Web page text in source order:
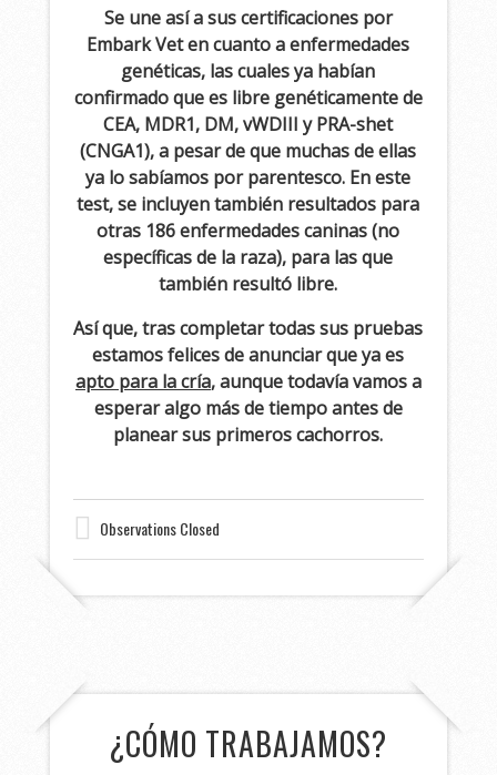
Se une así a sus certificaciones por
Embark Vet en cuanto a enfermedades
genéticas, las cuales ya habían
confirmado que es libre genéticamente de
CEA, MDR1, DM, vWDIII y PRA-shet
(CNGA1), a pesar de que muchas de ellas
ya lo sabíamos por parentesco. En este
test, se incluyen también resultados para
otras 186 enfermedades caninas (no
específicas de la raza), para las que
también resultó libre.
Así que, tras completar todas sus pruebas
estamos felices de anunciar que ya es
apto para la cría, aunque todavía vamos a
esperar algo más de tiempo antes de
planear sus primeros cachorros.
Observations Closed
¿CÓMO TRABAJAMOS?